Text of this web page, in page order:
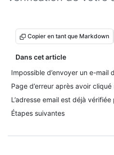
Copier en tant que Markdown
Dans cet article
Impossible d’envoyer un e-mail
Page d’erreur après avoir
L’adresse email est déjà
Étapes suivantes